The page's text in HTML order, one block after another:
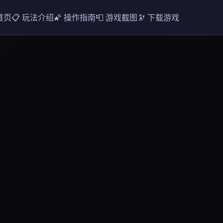
页📋 玩法介绍🌠 操作指南📮 游戏截图🔭 下载游戏